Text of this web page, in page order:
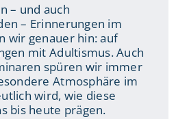
– und auch
– Erinnerungen im
wir genauer hin: auf
mit Adultismus. Auch
spüren wir immer
Atmosphäre im
wird, wie diese
bis heute prägen.